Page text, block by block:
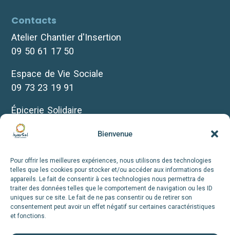
Bienvenue
Pour offrir les meilleures expériences, nous utilisons des technologies
telles que les cookies pour stocker et/ou accéder aux informations des
appareils. Le fait de consentir à ces technologies nous permettra de
traiter des données telles que le comportement de navigation ou les ID
uniques sur ce site. Le fait de ne pas consentir ou de retirer son
consentement peut avoir un effet négatif sur certaines caractéristiques
et fonctions.
Contacts
Atelier Chantier d'Insertion
09 50 61 17 50
Espace de Vie Sociale
09 73 23 19 91
Épicerie Solidaire
07 69 30 10 35
07 66 72 12 38
+infos